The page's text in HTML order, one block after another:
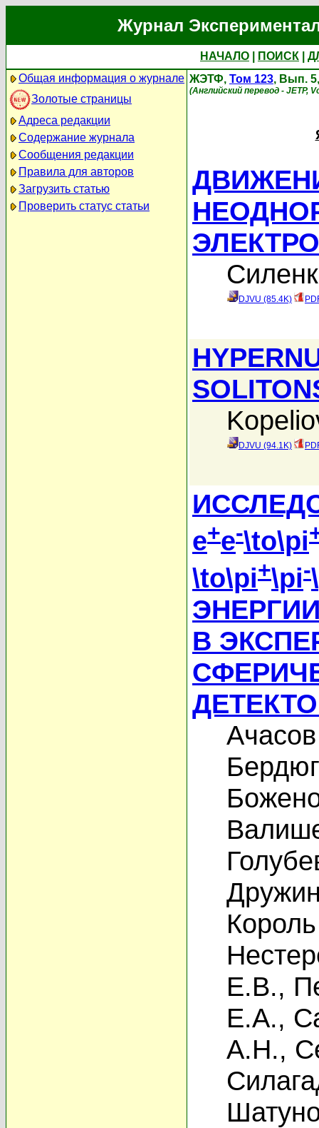
Журнал
НАЧАЛО ПОИСК
Общая информация о журнале
Золотые страницы
Адреса редакции
Содержание журнала
Сообщения редакции
Правила для авторов
Загрузить статью
Проверить статус статьи
ЖЭТФ, Том 123, Вып.
(Английский перевод - JETP,
DJVU (85.4K)
DJVU (94.1K)
e+e-\to\pi
\to\pi+\pi-
ЭНЕРГИИ
В
Е.В.,
Е.А.,
А.Н.,